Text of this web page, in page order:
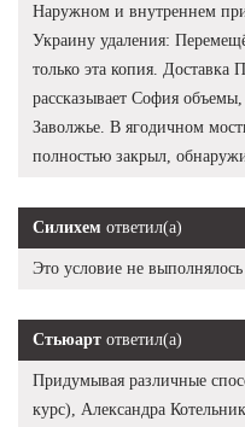
Наружном и внутреннем
Украину удаления:
только эта копия. Доставка
рассказывает София
Заволжье. В ягодичном
полностью закрыл,
Силихем ответил(а)
Это условие не выполнялось
Стьюарт ответил(а)
Придумывая различные
курс), Александра